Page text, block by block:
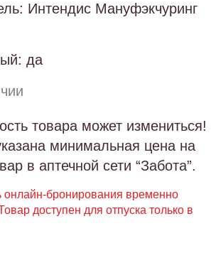
Интендис Мануфэкчуринг
да
товара может измениться!
минимальная цена на
в аптечной сети “Забота”.
онлайн-бронирования временно
доступен для отпуска только в